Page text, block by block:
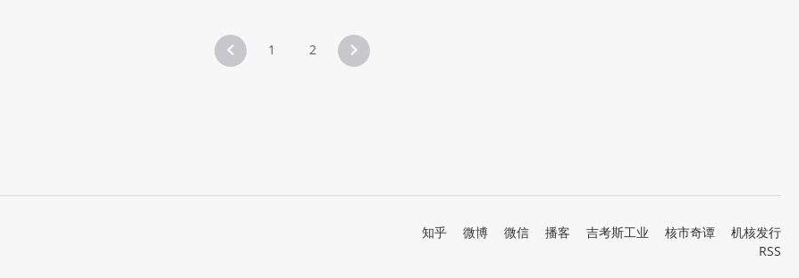
1 2
知乎 微博 微信 播客 吉考斯工业 核市奇谭
机核发行
RSS